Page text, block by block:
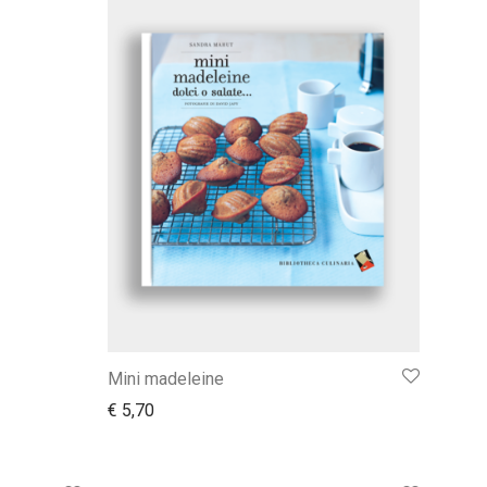
Mini madeleine
€ 5,70